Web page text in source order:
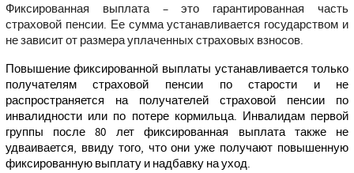
Фиксированная выплата – это гарантированная часть
страховой пенсии. Ее сумма устанавливается государством и
не зависит от размера уплаченных страховых взносов.
Повышение фиксированной выплаты устанавливается только
получателям страховой пенсии по старости и не
распространяется на получателей страховой пенсии по
инвалидности или по потере кормильца. Инвалидам первой
группы после 80 лет фиксированная выплата также не
удваивается, ввиду того, что они уже получают повышенную
фиксированную выплату и надбавку на уход.